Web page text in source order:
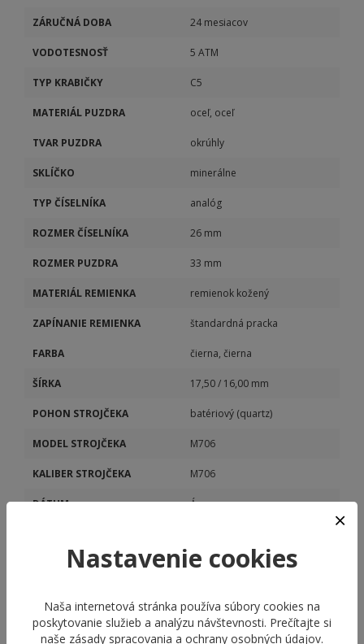
ZÁRUČNÁ DOBA 24 mesiacov
VODOTESNOSŤ 5 ATM
TYP KRABIČKY C5
MATERIÁL PUZDRA oceľ, oceľ
TVAR PUZDRA okrúhly
SKLÍČKO minerálne
TYP ČÍSELNÍKA analóg
ROZMER ČÍSELNÍKA 26 mm
ROZMER PUZDRA 33 mm
MATERIÁL REMIENKA remienok kožený
ZAPÍNANIE REMIENKA štandardná pracka
FARBA čierna, čierna
ŠÍRKA 17,50 / 16,00 mm
POHON STROJČEKA batériový (quartz)
MODEL STROJČEKA M706
KALIBER STROJČEKA M706
DÁTUM Áno
Nastavenie cookies
Naša internetová stránka používa súbory cookies na
poskytovanie služieb a analýzu návštevnosti. Prečítajte si
naše zásady spracovania a ochrany osobných údajov.